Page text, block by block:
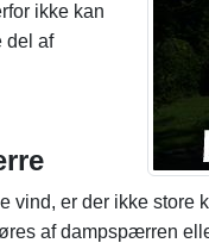
ikke kan
del af
er der ikke store
af dampspærren